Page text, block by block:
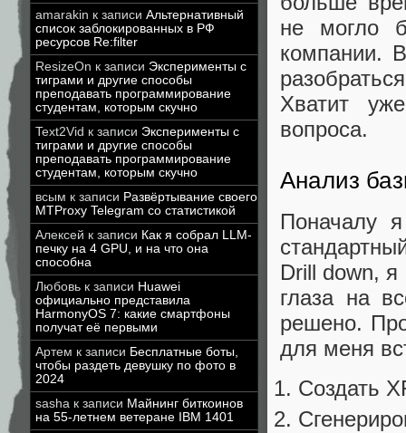
amarakin к записи Альтернативный
список заблокированных в РФ
ресурсов Re:filter
ResizeOn к записи Эксперименты с
тиграми и другие способы
преподавать программирование
студентам, которым скучно
Text2Vid к записи Эксперименты с
тиграми и другие способы
преподавать программирование
студентам, которым скучно
всым к записи Развёртывание своего
MTProxy Telegram со статистикой
Алексей к записи Как я собрал LLM-
печку на 4 GPU, и на что она
способна
Любовь к записи Huawei
официально представила
HarmonyOS 7: какие смартфоны
получат её первыми
Артем к записи Бесплатные боты,
чтобы раздеть девушку по фото в
2024
sasha к записи Майнинг биткоинов
на 55-летнем ветеране IBM 1401
не могло
компании.
Хватит
вопроса.
Анализ
Поначалу
Drill down, я
глаза на
решено.
для меня
Создать